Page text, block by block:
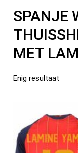
SPANJE
MET
Enig resultaat